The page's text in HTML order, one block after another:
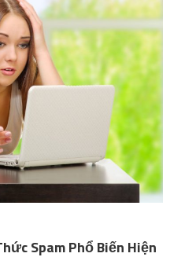
Spam Phổ Biến Hiện